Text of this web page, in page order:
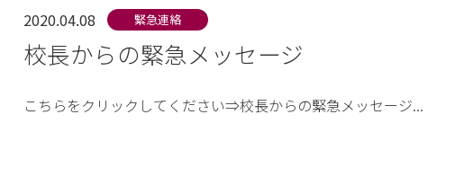
2020.04.08 緊急連絡
校長からの緊急メッセージ
こちらをクリックしてください⇒校長からの緊急メッセージ...